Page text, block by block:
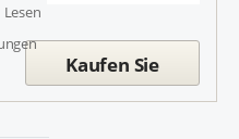
Lesen
Kaufen Sie